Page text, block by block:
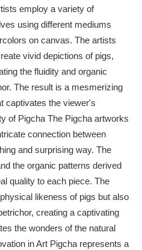
employ a variety of
using different mediums
on canvas. The artists
vivid depictions of pigs,
the fluidity and organic
The result is a mesmerizing
captivates the viewer's
of Pigcha The Pigcha artworks
connection between
and surprising way. The
the organic patterns derived
quality to each piece. The
likeness of pigs but also
creating a captivating
the wonders of the natural
in Art Pigcha represents a